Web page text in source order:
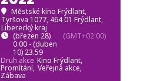
Městské kino Frýdlant,
Tyršova 1077, 464 01 Frýdlant,
Liberecký kraj
(březen 28)
0.00 - (duben
10) 23.59
(GMT+02:00)
Druh akce Kino Frýdlant,
Promítání, Veřejná akce,
Zábava